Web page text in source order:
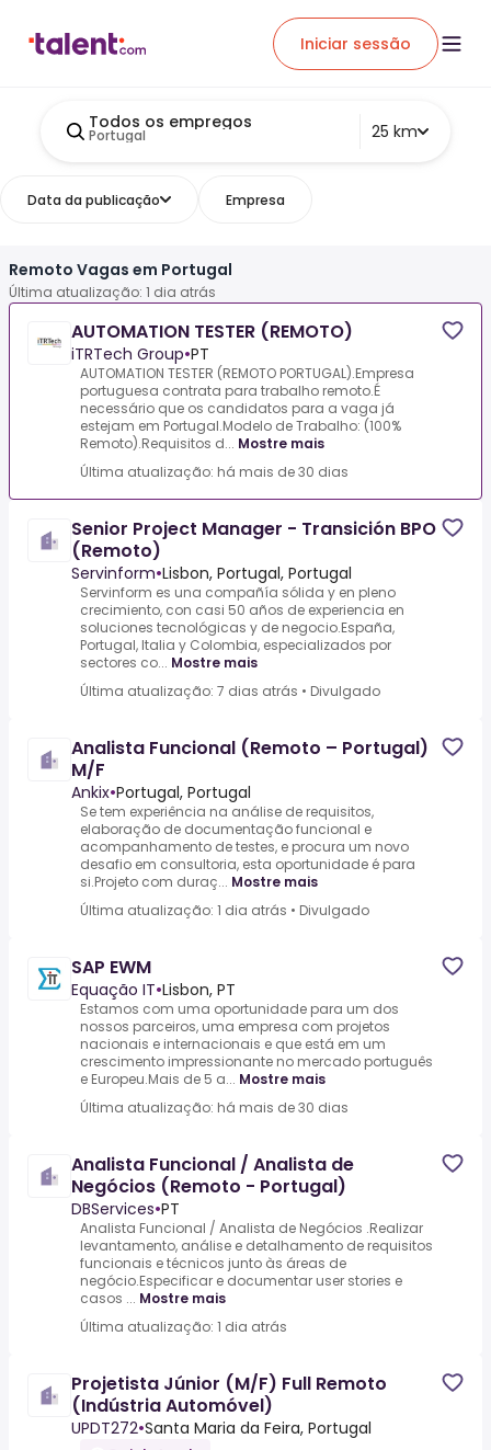
Iniciar sessão
Todos os empregos
Portugal 25 km
Data da publicação Empresa
Remoto Vagas em Portugal
Última atualização: 1 dia atrás
AUTOMATION TESTER (REMOTO)
iTRTech Group•PT
AUTOMATION TESTER (REMOTO PORTUGAL).Empresa
portuguesa contrata para trabalho remoto.É
necessário que os candidatos para a vaga já
estejam em Portugal.Modelo de Trabalho: (100%
Remoto).Requisitos d... Mostre mais
Última atualização: há mais de 30 dias
Senior Project Manager - Transición BPO
(Remoto)
Servinform•Lisbon, Portugal, Portugal
Servinform es una compañía sólida y en pleno
crecimiento, con casi 50 años de experiencia en
soluciones tecnológicas y de negocio.España,
Portugal, Italia y Colombia, especializados por
sectores co... Mostre mais
Última atualização: 7 dias atrás • Divulgado
Analista Funcional (Remoto – Portugal)
M/F
Ankix•Portugal, Portugal
Se tem experiência na análise de requisitos,
elaboração de documentação funcional e
acompanhamento de testes, e procura um novo
desafio em consultoria, esta oportunidade é para
si.Projeto com duraç... Mostre mais
Última atualização: 1 dia atrás • Divulgado
SAP EWM
Equação IT•Lisbon, PT
Estamos com uma oportunidade para um dos
nossos parceiros, uma empresa com projetos
nacionais e internacionais e que está em um
crescimento impressionante no mercado português
e Europeu.Mais de 5 a... Mostre mais
Última atualização: há mais de 30 dias
Analista Funcional / Analista de
Negócios (Remoto - Portugal)
DBServices•PT
Analista Funcional / Analista de Negócios .Realizar
levantamento, análise e detalhamento de requisitos
funcionais e técnicos junto às áreas de
negócio.Especificar e documentar user stories e
casos ... Mostre mais
Última atualização: 1 dia atrás
Projetista Júnior (M/F) Full Remoto
(Indústria Automóvel)
UPDT272•Santa Maria da Feira, Portugal